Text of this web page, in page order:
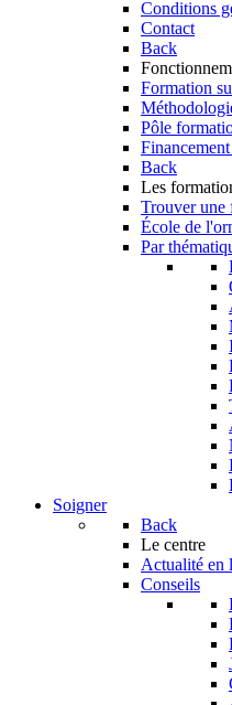
Conditions
Contact
Back
Formation
Pôle
Back
Les
Trouver une
École de
Par
Soigner
Back
Le centre
Actualité en
Conseils